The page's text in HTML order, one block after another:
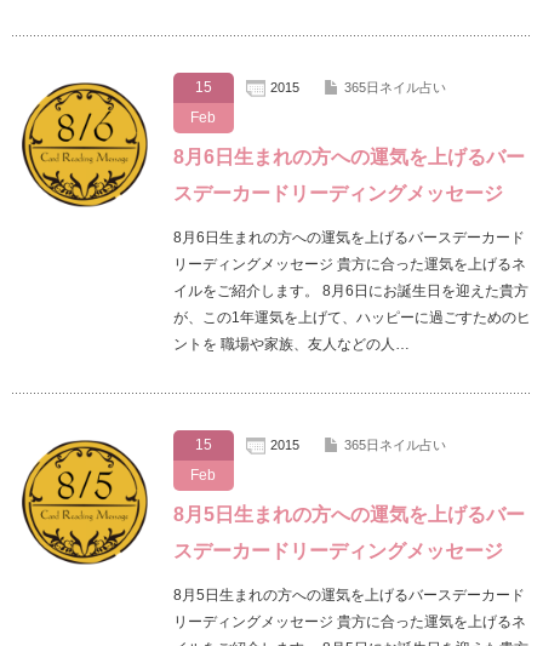
15
Feb
2015 365日ネイル占い
8月6日生まれの方への運気を上げるバー
スデーカードリーディングメッセージ
8月6日生まれの方への運気を上げるバースデーカード
リーディングメッセージ 貴方に合った運気を上げるネ
イルをご紹介します。 8月6日にお誕生日を迎えた貴方
が、この1年運気を上げて、ハッピーに過ごすためのヒ
ントを 職場や家族、友人などの人…
15
Feb
2015 365日ネイル占い
8月5日生まれの方への運気を上げるバー
スデーカードリーディングメッセージ
8月5日生まれの方への運気を上げるバースデーカード
リーディングメッセージ 貴方に合った運気を上げるネ